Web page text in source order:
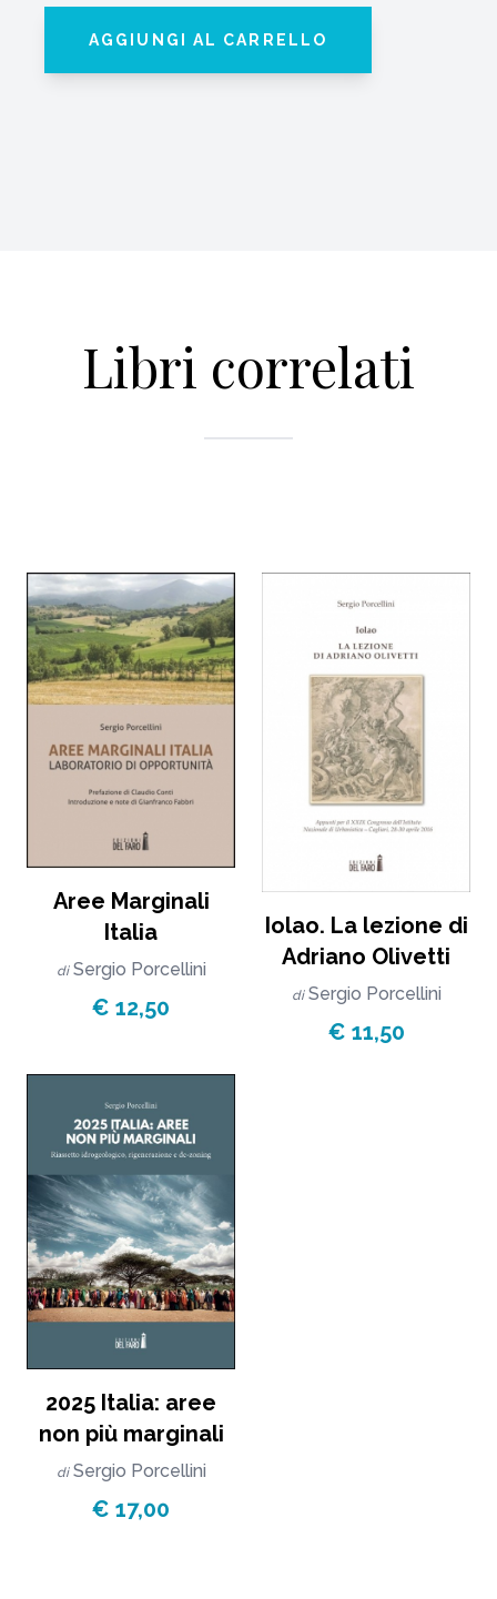
AGGIUNGI AL CARRELLO
Libri correlati
Aree Marginali
Italia
di Sergio Porcellini
€ 12,50
Iolao. La lezione di
Adriano Olivetti
di Sergio Porcellini
€ 11,50
2025 Italia: aree
non più marginali
di Sergio Porcellini
€ 17,00